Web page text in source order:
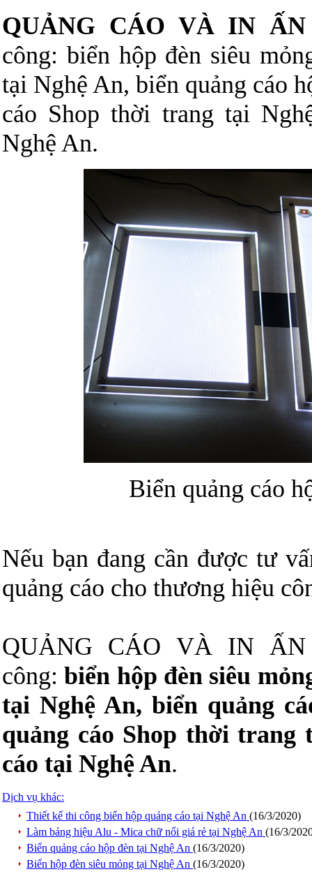
QUẢNG CÁO VÀ IN
công: biển hộp đèn siêu
tại Nghệ An, biển quảng cáo
cáo Shop thời trang tại
Nghệ An.
Biển quảng cáo
Nếu bạn đang cần được tư
quảng cáo cho thương hiệu
QUẢNG CÁO VÀ IN ẤN
công:biển hộp đèn siêu
tại Nghệ An, biển quảng
quảng cáo Shop thời trang
cáo tại Nghệ An.
Dịch vụ khác:
Thiết kế thi công biển hộp quảng cáo tại Nghệ An (16/3/2020)
Làm bảng hiệu Alu - Mica chữ nổi giá rẻ tại Nghệ An (16/3/
Biển quảng cáo hộp đèn tại Nghệ An (16/3/2020)
Biển hộp đèn siêu mỏng tại Nghệ An (16/3/2020)